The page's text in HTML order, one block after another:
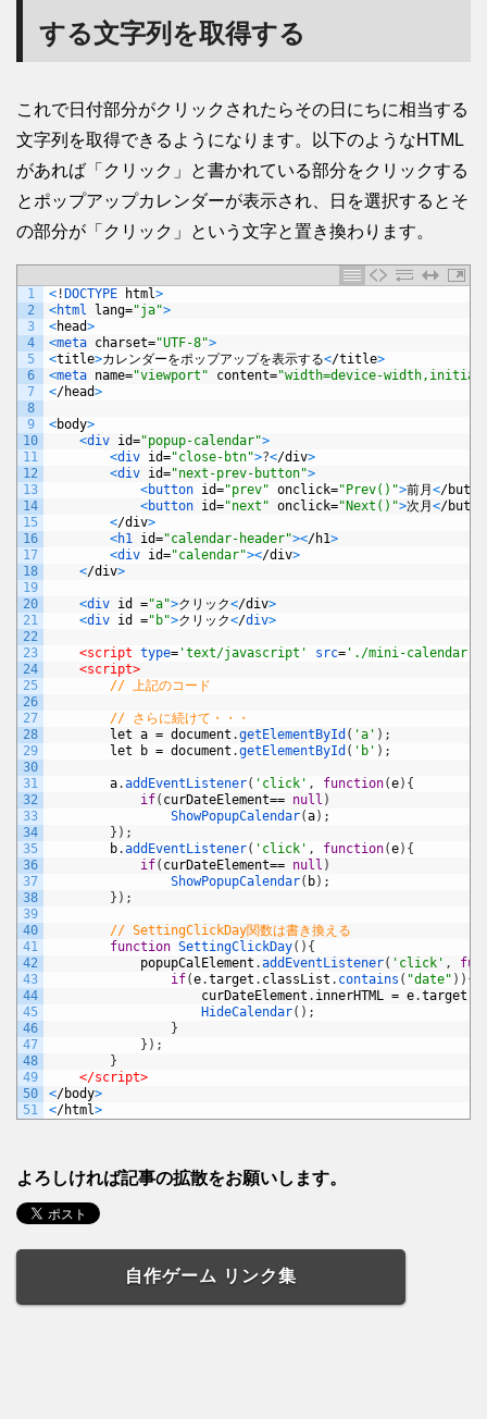
する文字列を取得する
これで日付部分がクリックされたらその日にちに相当する
文字列を取得できるようになります。以下のようなHTML
があれば「クリック」と書かれている部分をクリックする
とポップアップカレンダーが表示され、日を選択するとそ
の部分が「クリック」という文字と置き換わります。
1
2
3
4
5
6
7
8
9
10
11
12
13
14
15
16
17
18
19
20
21
22
23
24
25
26
27
28
29
30
31
32
33
34
35
36
37
38
39
40
41
42
43
44
45
46
47
48
49
50
51
< ! DOCTYPE html>
<html lang="ja">
<head>
<meta charset="UTF-8">
<title>カレンダーをポップアップを表示する</title>
<meta name="viewport" content="width=device-
</head>
<body>
<div id="popup-calendar">
<div id="close-btn">?</div>
<div id="next-prev-button">
<button id="prev" onclick="Prev()">前月 </
<button id="next" onclick="Next()">次月 </
</div>
<h1 id="calendar-header"></h1>
<div id="calendar"></div>
</div>
<div id ="a">クリック</div>
<div id ="b">クリック</div>
<script type= 'text/javascript' src= './mini-
<script>
// 上記のコード
// さらに続けて・・・
let a = document .getElementById ( 'a' ) ;
let
b = document .getElementById ( 'b' ) ;
a.addEventListener( 'click' , function(e) {
if( curDateElement== null )
ShowPopupCalendar(a) ;
} ) ;
b.addEventListener( 'click' , function(e) {
if( curDateElement== null )
ShowPopupCalendar( b) ;
} ) ;
// SettingClickDay関数は書き換える
function SettingClickDay( ) {
popupCalElement .addEventListener( 'click' ,
if(e.target . classList . contains ( "date" ) ) {
curDateElement . innerHTML = e.target
HideCalendar( ) ;
}
} ) ;
}
</script>
</body>
</html>
よろしければ記事の拡散をお願いします。
自作ゲーム リンク集